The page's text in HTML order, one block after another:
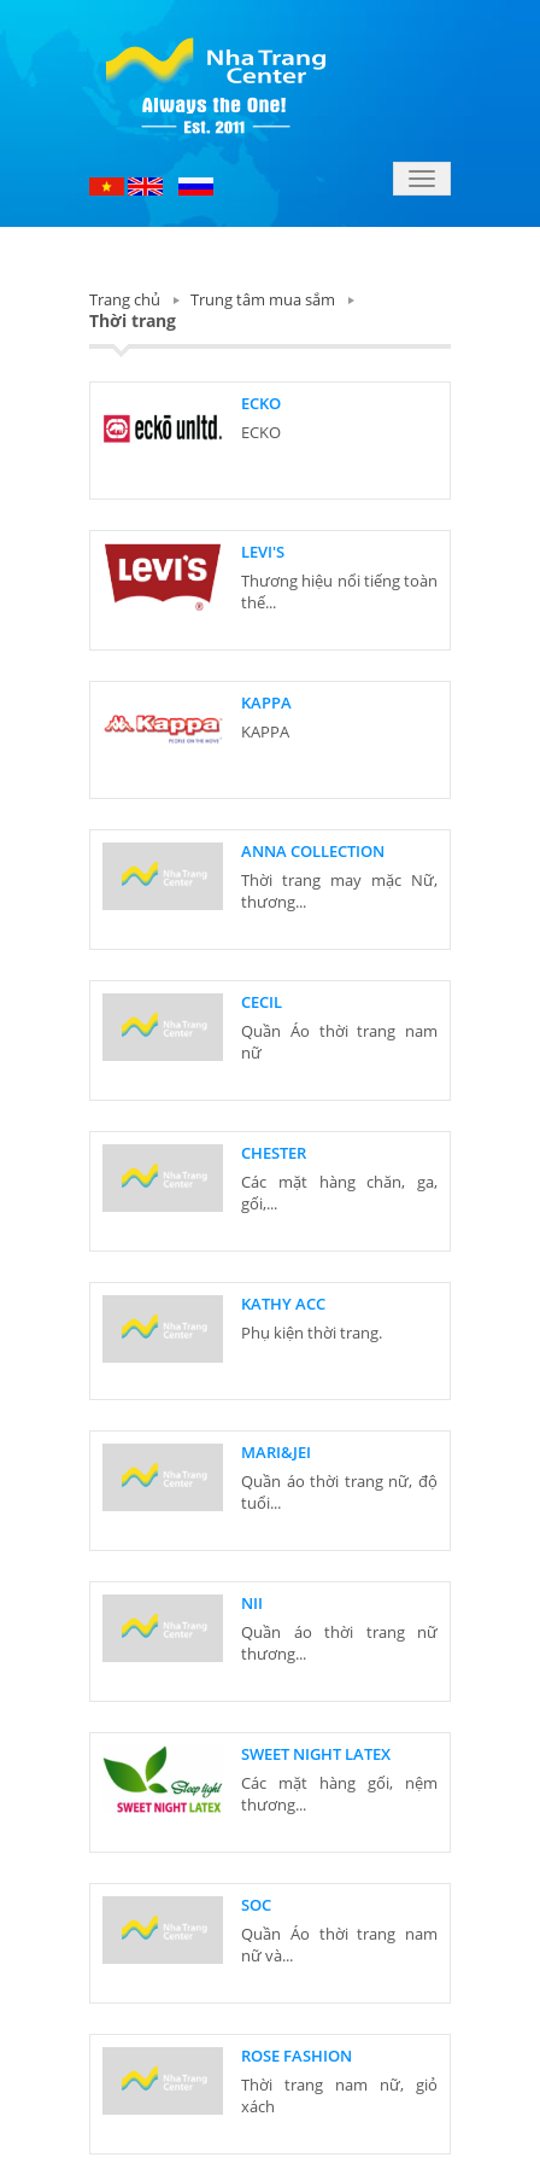
Toggle
navigation
Trang chủ Trung tâm mua sắm
Thời trang
ECKO
ECKO
LEVI'S
Thương hiệu nổi tiếng toàn
thế...
KAPPA
KAPPA
ANNA COLLECTION
Thời trang may mặc Nữ,
thương...
CECIL
Quần Áo thời trang nam
nữ
CHESTER
Các mặt hàng chăn, ga,
gối,...
KATHY ACC
Phụ kiện thời trang.
MARI&JEI
Quần áo thời trang nữ, độ
tuổi...
NII
Quần áo thời trang nữ
thương...
SWEET NIGHT LATEX
Các mặt hàng gối, nệm
thương...
SOC
Quần Áo thời trang nam
nữ và...
ROSE FASHION
Thời trang nam nữ, giỏ
xách